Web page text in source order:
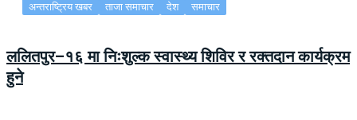
अन्तराष्ट्रिय खबर ताजा समाचार देश समाचार
ललितपुर–१६ मा निःशुल्क स्वास्थ्य शिविर र रक्तदान कार्यक्रम
हुने